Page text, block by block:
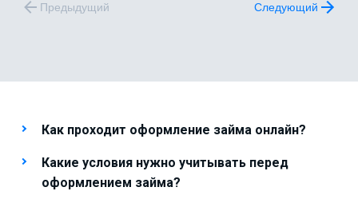
Предыдущий Следующий
Как проходит оформление займа онлайн?
Какие условия нужно учитывать перед
оформлением займа?